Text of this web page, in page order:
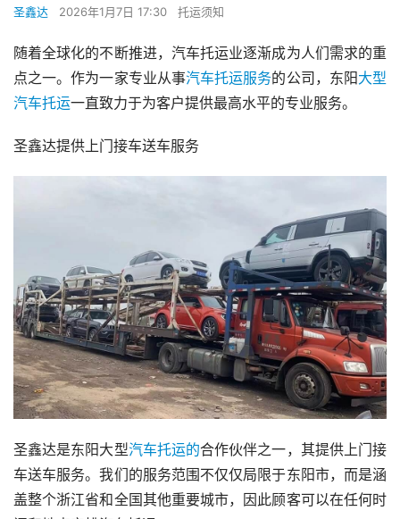
139****9233 海口
圣鑫达 2026年1月7日 17:30 托运须知
随着全球化的不断推进，汽车托运业逐渐成为人们需求的重
点之一。作为一家专业从事汽车托运服务的公司，东阳大型
汽车托运一直致力于为客户提供最高水平的专业服务。
圣鑫达提供上门接车送车服务
圣鑫达是东阳大型汽车托运的合作伙伴之一，其提供上门接
车送车服务。我们的服务范围不仅仅局限于东阳市，而是涵
盖整个浙江省和全国其他重要城市，因此顾客可以在任何时